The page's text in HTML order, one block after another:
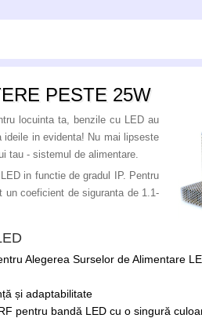
PESTE 25W
locuinta ta, benzile cu LED au
in evidenta! Nu mai lipseste
tau - sistemul de alimentare.
in functie de gradul IP. Pentru
un coeficient de siguranta de 1.1-
Alegerea Surselor de Alimentare
și adaptabilitate
pentru bandă LED cu o singură